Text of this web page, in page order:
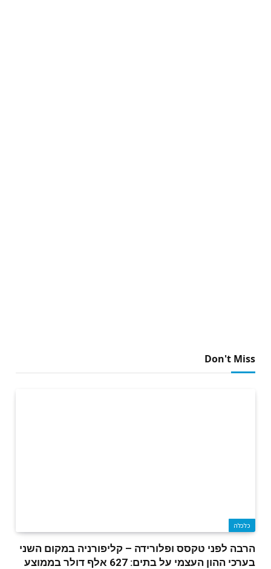
Don't Miss
כלכלה
הרבה לפני טקסס ופלורידה – קליפורניה במקום השני
בערכי ההון העצמי על בתים: 627 אלף דולר בממוצע